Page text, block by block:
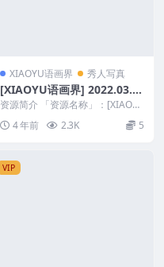
XIAOYU语画界 秀人写真
[XIAOYU语画界] 2022.03.1
0 VOL.733 王馨瑶yanni [70
+1P]
资源简介 「资源名称」：[XIAOY
4 年前 2.3K 5
VIP